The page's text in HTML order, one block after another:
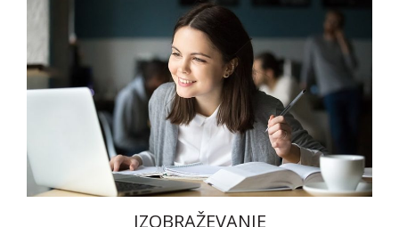
IZOBRAŽEVANJE